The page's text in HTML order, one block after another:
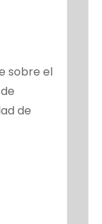
sobre el
de